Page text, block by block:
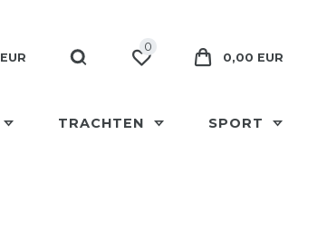
EUR
0
0,00 EUR
TRACHTEN SPORT